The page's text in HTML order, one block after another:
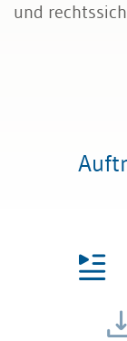
Allgemeines
und